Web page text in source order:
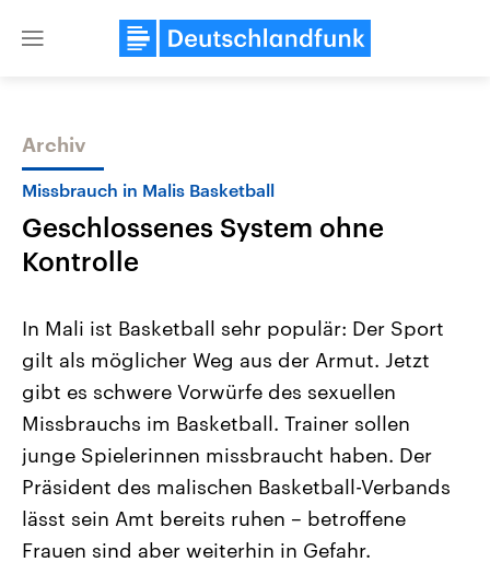
Close
Themen
Landtagswahl Sachsen-Anhalt
2026
Alle Informationen
Sachsen-Anhalt wählt am 6.
September 2026 einen neuen
Landtag. Seit 2021 wird das
Bundesland von einer Koalition aus
Umfragen, Prognosen,
Wahlprogramme, aktuelle Berichte
und Hintergründe zu den Parteien
Aktuelle Beiträge,
Hintergründe
Wirtschaftlich und
gehören die Vereinigten
den mächtigsten Ländern
mit großem Einfluss auf
Sendungen Programm Podcasts
Archiv
Missbrauch in Malis Basketball
Geschlossenes System ohne
Kontrolle
In Mali ist Basketball sehr populär: Der Sport
gilt als möglicher Weg aus der Armut. Jetzt
gibt es schwere Vorwürfe des sexuellen
Missbrauchs im Basketball. Trainer sollen
junge Spielerinnen missbraucht haben. Der
Präsident des malischen Basketball-Verbands
lässt sein Amt bereits ruhen – betroffene
Frauen sind aber weiterhin in Gefahr.